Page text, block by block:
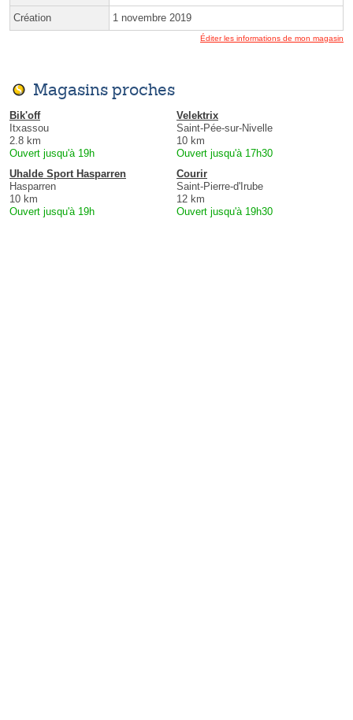
Création 1 novembre 2019
Éditer les informations de mon magasin
Magasins proches
Bik'off
Itxassou
2.8 km
Ouvert jusqu'à 19h
Velektrix
Saint-Pée-sur-Nivelle
10 km
Ouvert jusqu'à 17h30
Uhalde Sport Hasparren
Hasparren
10 km
Ouvert jusqu'à 19h
Courir
Saint-Pierre-d'Irube
12 km
Ouvert jusqu'à 19h30